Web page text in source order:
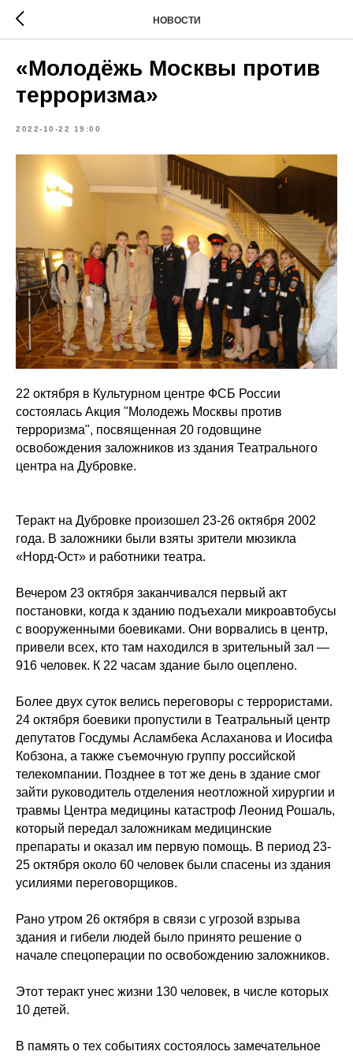
НОВОСТИ
«Молодёжь Москвы против
терроризма»
2022-10-22 19:00
22 октября в Культурном центре ФСБ России
состоялась Акция "Молодежь Москвы против
терроризма", посвященная 20 годовщине
освобождения заложников из здания Театрального
центра на Дубровке.
Теракт на Дубровке произошел 23-26 октября 2002
года. В заложники были взяты зрители мюзикла
«Норд-Ост» и работники театра.
Вечером 23 октября заканчивался первый акт
постановки, когда к зданию подъехали микроавтобусы
с вооруженными боевиками. Они ворвались в центр,
привели всех, кто там находился в зрительный зал —
916 человек. К 22 часам здание было оцеплено.
Более двух суток велись переговоры с террористами.
24 октября боевики пропустили в Театральный центр
депутатов Госдумы Асламбека Аслаханова и Иосифа
Кобзона, а также съемочную группу российской
телекомпании. Позднее в тот же день в здание смог
зайти руководитель отделения неотложной хирургии и
травмы Центра медицины катастроф Леонид Рошаль,
который передал заложникам медицинские
препараты и оказал им первую помощь. В период 23-
25 октября около 60 человек были спасены из здания
усилиями переговорщиков.
Рано утром 26 октября в связи с угрозой взрыва
здания и гибели людей было принято решение о
начале спецоперации по освобождению заложников.
Этот теракт унес жизни 130 человек, в числе которых
10 детей.
В память о тех событиях состоялось замечательное